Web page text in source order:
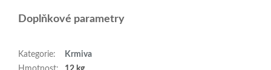
Doplňkové parametry
Kategorie:
Krmiva